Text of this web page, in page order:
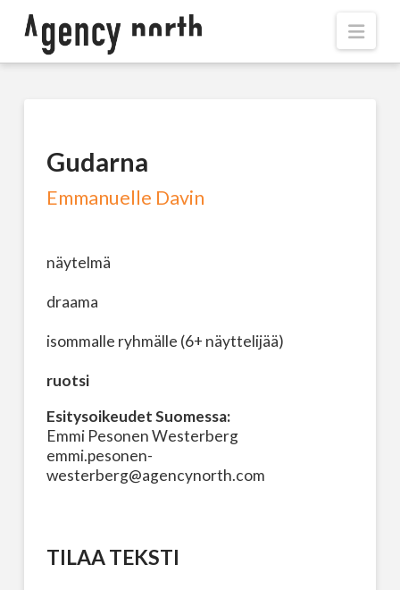
Gudarna
Emmanuelle Davin
näytelmä
draama
isommalle ryhmälle (6+ näyttelijää)
ruotsi
Esitysoikeudet Suomessa:
Emmi Pesonen Westerberg
emmi.pesonen-
westerberg@agencynorth.com
TILAA TEKSTI